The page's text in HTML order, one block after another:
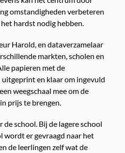
omstandigheden verbeteren
hardst nodig hebben.
Harold, en dataverzamelaar
markten, scholen en
papieren met de
en klaar om ingevuld
weegschaal mee om de
prijs te brengen.
school. Bij de lagere school
wordt er gevraagd naar het
de leerlingen zelf wat de